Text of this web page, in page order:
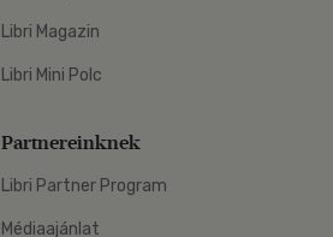
Libri Magazin
Libri Mini Polc
Partnereinknek
Libri Partner Program
Médiaajánlat